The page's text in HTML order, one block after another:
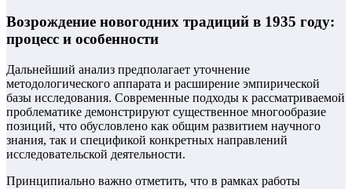
Возрождение новогодних традиций в 1935 году:
процесс и особенности
Дальнейший анализ предполагает уточнение
методологического аппарата и расширение эмпирической
базы исследования. Современные подходы к рассматриваемой
проблематике демонстрируют существенное многообразие
позиций, что обусловлено как общим развитием научного
знания, так и спецификой конкретных направлений
исследовательской деятельности.
Принципиально важно отметить, что в рамках работы